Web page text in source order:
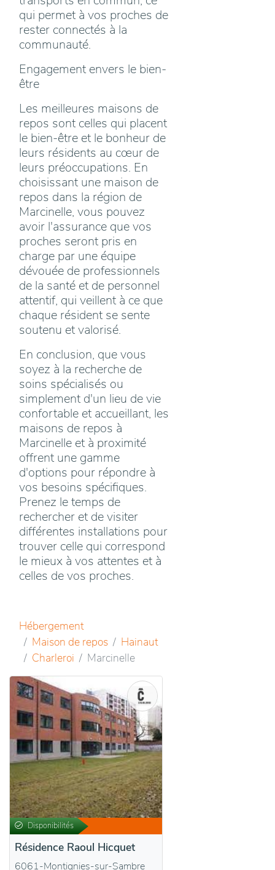
qui permet à vos proches de
rester connectés à la
communauté.
Engagement envers le bien-
être
Les meilleures maisons de
repos sont celles qui placent
le bien-être et le bonheur de
leurs résidents au cœur de
leurs préoccupations. En
choisissant une maison de
repos dans la région de
Marcinelle, vous pouvez
avoir l'assurance que vos
proches seront pris en
charge par une équipe
dévouée de professionnels
de la santé et de personnel
attentif, qui veillent à ce que
chaque résident se sente
soutenu et valorisé.
En conclusion, que vous
soyez à la recherche de
soins spécialisés ou
simplement d'un lieu de vie
confortable et accueillant, les
maisons de repos à
Marcinelle et à proximité
offrent une gamme
d'options pour répondre à
vos besoins spécifiques.
Prenez le temps de
rechercher et de visiter
différentes installations pour
trouver celle qui correspond
le mieux à vos attentes et à
celles de vos proches.
Hébergement
Maison de repos
Hainaut
Charleroi
Marcinelle
Disponibilités
Résidence Raoul Hicquet
6061-Montignies-sur-Sambre